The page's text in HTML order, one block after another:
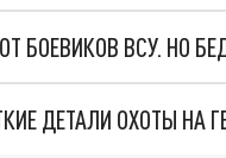
БОЕВИКОВ ВСУ. НО